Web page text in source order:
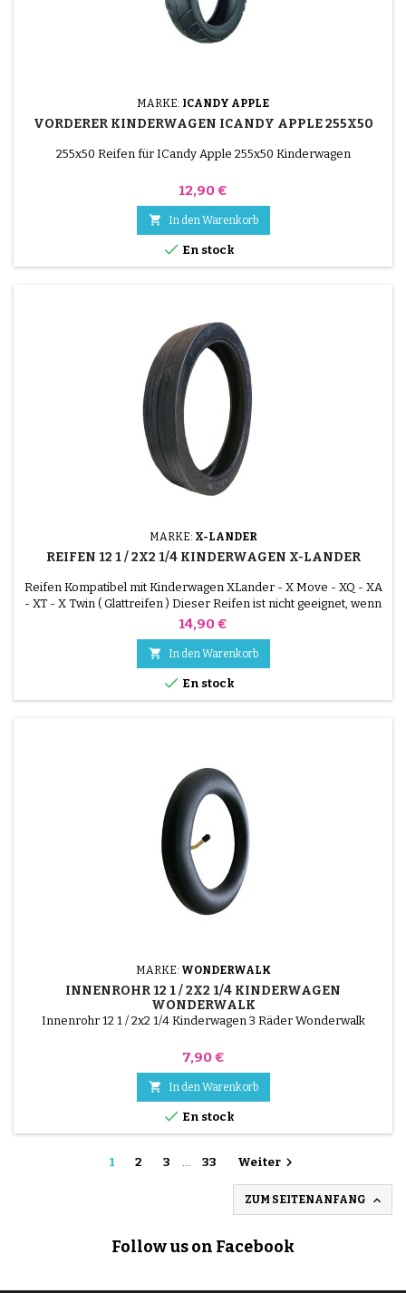
MARKE: ICANDY APPLE
VORDERER KINDERWAGEN ICANDY APPLE 255X50
255x50 Reifen für ICandy Apple 255x50 Kinderwagen
Preis
12,90 €
 In den Warenkorb
 En stock
MARKE: X-LANDER
REIFEN 12 1 / 2X2 1/4 KINDERWAGEN X-LANDER
Reifen Kompatibel mit Kinderwagen XLander - X Move - XQ - XA
- XT - X Twin ( Glattreifen ) Dieser Reifen ist nicht geeignet, wenn
Ihre Felge mit einem Reifen 121/2x21/4 ( 57-203 ) montiert wird
Preis
14,90 €
 In den Warenkorb
 En stock
MARKE: WONDERWALK
INNENROHR 12 1 / 2X2 1/4 KINDERWAGEN
WONDERWALK
Innenrohr 12 1 / 2x2 1/4 Kinderwagen 3 Räder Wonderwalk
Preis
7,90 €
 In den Warenkorb
 En stock
1 2 3 33 Weiter
ZUM SEITENANFANG 
Follow us on Facebook